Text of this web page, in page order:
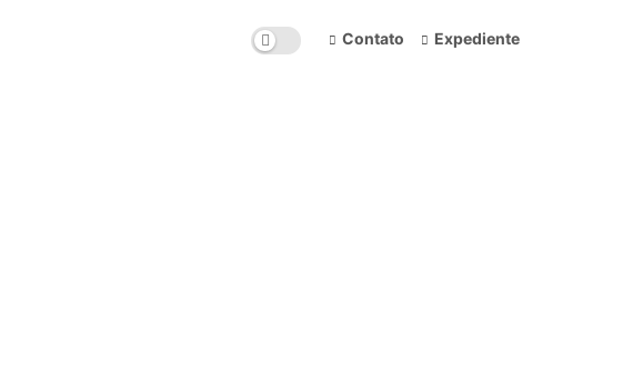
Contato Expediente